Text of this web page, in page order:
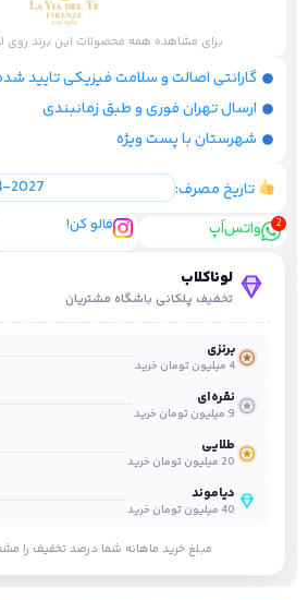
برای مشاهده همه محصولات این برند روی
گارانتی اصالت و سلامت فیزیکی تایید
ارسال تهران فوری و طبق زمانبندی
شهرستان با پست ویژه
تاریخ مصرف:
2027
واتس‌اَپ
فالو کن!
لوناکلاب
تخفیف پلکانی باشگاه مشتریان
برنزی
4 میلیون تومان خرید
نقره‌ای
9 میلیون تومان خرید
طلایی
20 میلیون تومان خرید
دیاموند
40 میلیون تومان خرید
مبلغ خرید ماهانه شما درصد تخفیف را